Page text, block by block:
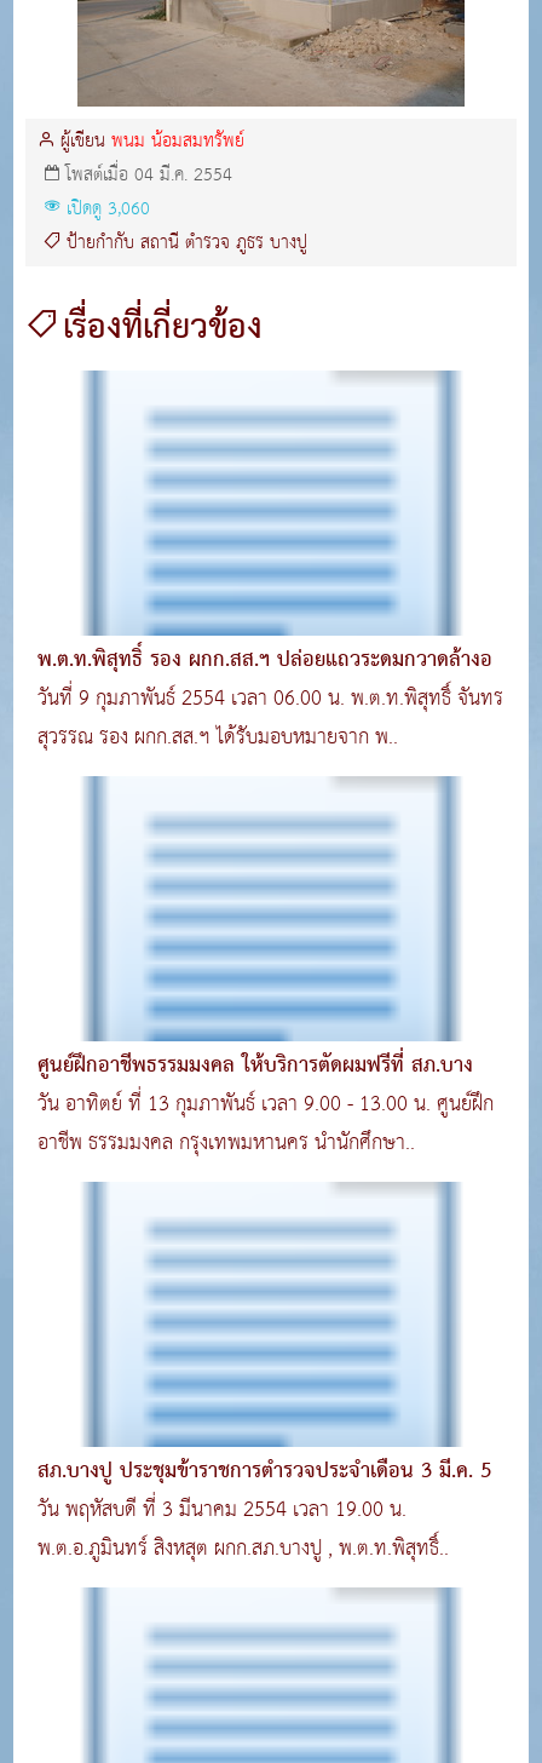
ผู้เขียนพนม น้อมสมทรัพย์
โพสต์เมื่อ 04 มี.ค. 2554
เปิดดู 3,060
ป้ายกำกับสถานีตำรวจ ภูธร บางปู
เรื่องที่เกี่ยวข้อง
พ.ต.ท.พิสุทธิ์ รอง ผกก.สส.ฯ ปล่อยแถวระดมกวาดล้างอ
วันที่ 9 กุมภาพันธ์ 2554 เวลา 06.00 น. พ.ต.ท.พิสุทธิ์ จันทร
สุวรรณ รอง ผกก.สส.ฯ ได้รับมอบหมายจาก พ..
ศูนย์ฝึกอาชีพธรรมมงคล ให้บริการตัดผมฟรีที่ สภ.บาง
วัน อาทิตย์ ที่ 13 กุมภาพันธ์ เวลา 9.00 - 13.00 น. ศูนย์ฝึก
อาชีพ ธรรมมงคล กรุงเทพมหานคร นำนักศึกษา..
สภ.บางปู ประชุมข้าราชการตำรวจประจำเดือน 3 มี.ค. 5
วัน พฤหัสบดี ที่ 3 มีนาคม 2554 เวลา 19.00 น.
พ.ต.อ.ภูมินทร์ สิงหสุต ผกก.สภ.บางปู , พ.ต.ท.พิสุทธิ์..